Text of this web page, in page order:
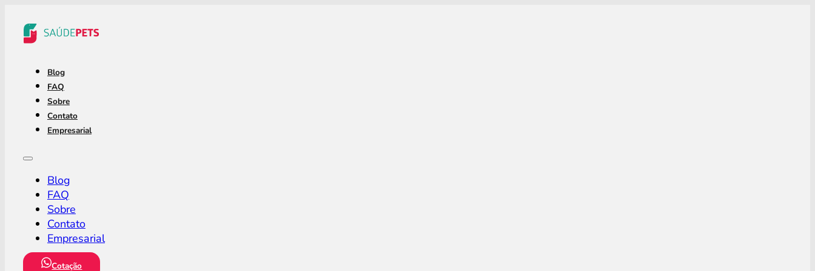
Blog
FAQ
Sobre
Contato
Empresarial
Blog
FAQ
Sobre
Contato
Empresarial
Cotação